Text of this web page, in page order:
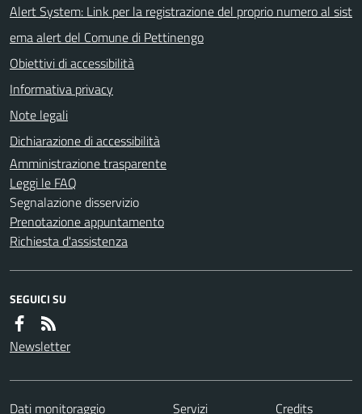
Alert System: Link per la registrazione del proprio numero al sist
ema alert del Comune di Pettinengo
Obiettivi di accessibilità
Informativa privacy
Note legali
Dichiarazione di accessibilità
Amministrazione trasparente
Leggi le FAQ
Segnalazione disservizio
Prenotazione appuntamento
Richiesta d'assistenza
SEGUICI SU
Newsletter
Dati monitoraggio Servizi Credits